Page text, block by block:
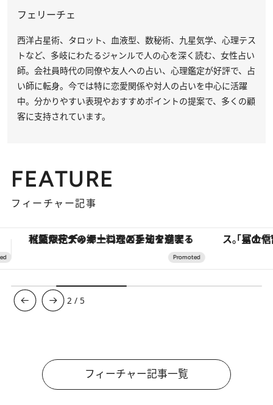
フェリーチェ
西洋占星術、タロット、血液型、数秘術、九星気学、心理テス
トなど、多岐にわたるジャンルで人の心を深く読む、女性占い
師。会社員時代の同僚や友人への占い、心理鑑定が好評で、占
い師に転身。今では特に恋愛関係や対人の占いを中心に活躍
中。分かりやすい表現やおすすめポイントの提案で、多くの顧
客に支持されています。
FEATURE
フィーチャー記事
「星のや富士」でデジタルデトックス。冨士信仰の歴史を辿り、心身を調える。 【銀座で出合う最旬美容】美髪ケアや上質
3 / 5
フィーチャー記事一覧